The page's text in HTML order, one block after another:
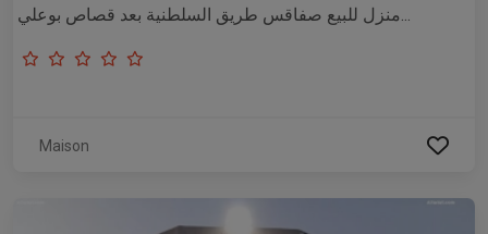
منزل للبيع صفاقس طريق السلطنية بعد قصاص بوعلي...
Maison